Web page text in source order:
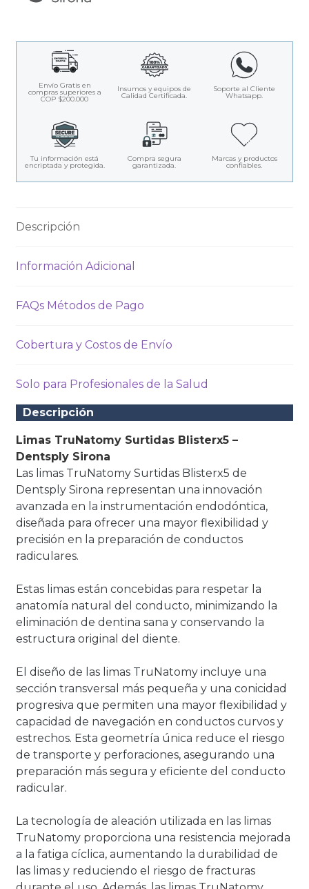
Envío Gratis en
compras superiores a
COP $200.000
Insumos y equipos de
Calidad Certificada.
Soporte al Cliente
Whatsapp.
Tu información está
encriptada y protegida.
Compra segura
garantizada.
Marcas y productos
confiables.
Descripción
Información Adicional
FAQs Métodos de Pago
Cobertura y Costos de Envío
Solo para Profesionales de la Salud
Descripción
Limas TruNatomy Surtidas Blisterx5 –
Dentsply Sirona
Las limas TruNatomy Surtidas Blisterx5 de
Dentsply Sirona representan una innovación
avanzada en la instrumentación endodóntica,
diseñada para ofrecer una mayor flexibilidad y
precisión en la preparación de conductos
radiculares.
Estas limas están concebidas para respetar la
anatomía natural del conducto, minimizando la
eliminación de dentina sana y conservando la
estructura original del diente.
El diseño de las limas TruNatomy incluye una
sección transversal más pequeña y una conicidad
progresiva que permiten una mayor flexibilidad y
capacidad de navegación en conductos curvos y
estrechos. Esta geometría única reduce el riesgo
de transporte y perforaciones, asegurando una
preparación más segura y eficiente del conducto
radicular.
La tecnología de aleación utilizada en las limas
TruNatomy proporciona una resistencia mejorada
a la fatiga cíclica, aumentando la durabilidad de
las limas y reduciendo el riesgo de fracturas